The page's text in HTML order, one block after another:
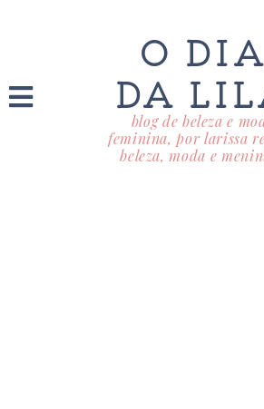
O DIA
DA
blog de beleza e
feminina, por larissa
beleza, moda e